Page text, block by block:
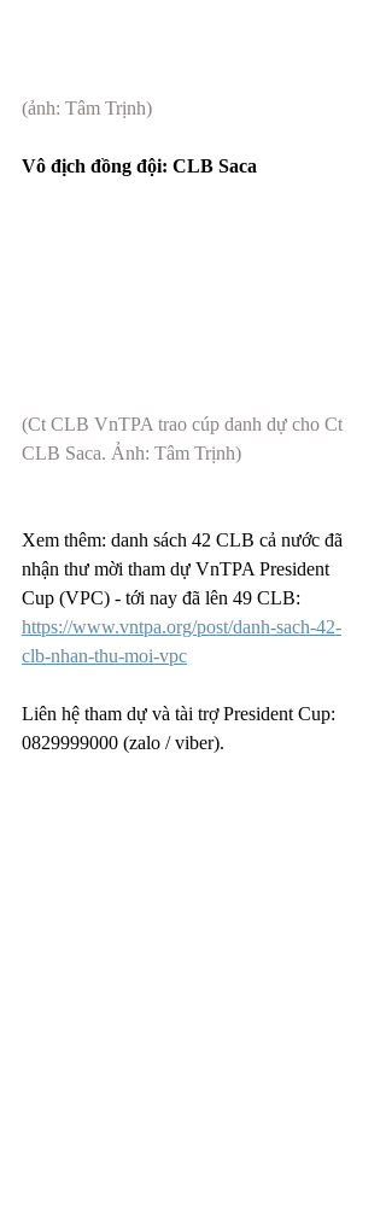
(ảnh: Tâm Trịnh)
Vô địch đồng đội: CLB Saca
(Ct CLB VnTPA trao cúp danh dự cho Ct
CLB Saca. Ảnh: Tâm Trịnh)
Xem thêm: danh sách 42 CLB cả nước đã
nhận thư mời tham dự VnTPA President
Cup (VPC) - tới nay đã lên 49 CLB:
https://www.vntpa.org/post/danh-sach-42-
clb-nhan-thu-moi-vpc
Liên hệ tham dự và tài trợ President Cup:
0829999000 (zalo / viber).